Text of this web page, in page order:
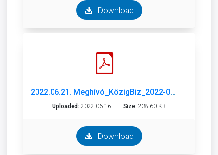
Download
2022.06.21. Meghívó_KözigBiz_2022-06-21.pdf
Uploaded: 2022.06.16 Size: 238.60 KB
Download